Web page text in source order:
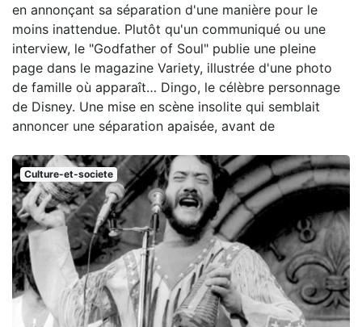
en annonçant sa séparation d'une manière pour le
moins inattendue. Plutôt qu'un communiqué ou une
interview, le "Godfather of Soul" publie une pleine
page dans le magazine Variety, illustrée d'une photo
de famille où apparaît… Dingo, le célèbre personnage
de Disney. Une mise en scène insolite qui semblait
annoncer une séparation apaisée, avant de
Culture-et-societe